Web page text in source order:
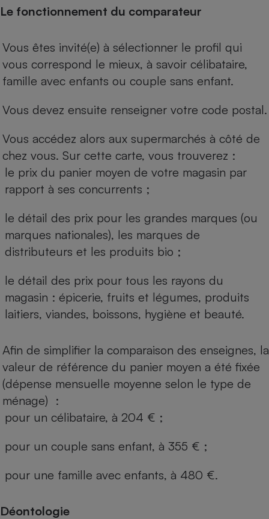
Le fonctionnement du comparateur
Vous êtes invité(e) à sélectionner le profil qui
vous correspond le mieux, à savoir célibataire,
famille avec enfants ou couple sans enfant.
Vous devez ensuite renseigner votre code postal.
Vous accédez alors aux supermarchés à côté de
chez vous. Sur cette carte, vous trouverez :
le prix du panier moyen de votre magasin par
rapport à ses concurrents ;
le détail des prix pour les grandes marques (ou
marques nationales), les marques de
distributeurs et les produits bio ;
le détail des prix pour tous les rayons du
magasin : épicerie, fruits et légumes, produits
laitiers, viandes, boissons, hygiène et beauté.
Afin de simplifier la comparaison des enseignes, la
valeur de référence du panier moyen a été fixée
(dépense mensuelle moyenne selon le type de
ménage) :
pour un célibataire, à 204 € ;
pour un couple sans enfant, à 355 € ;
pour une famille avec enfants, à 480 €.
Déontologie